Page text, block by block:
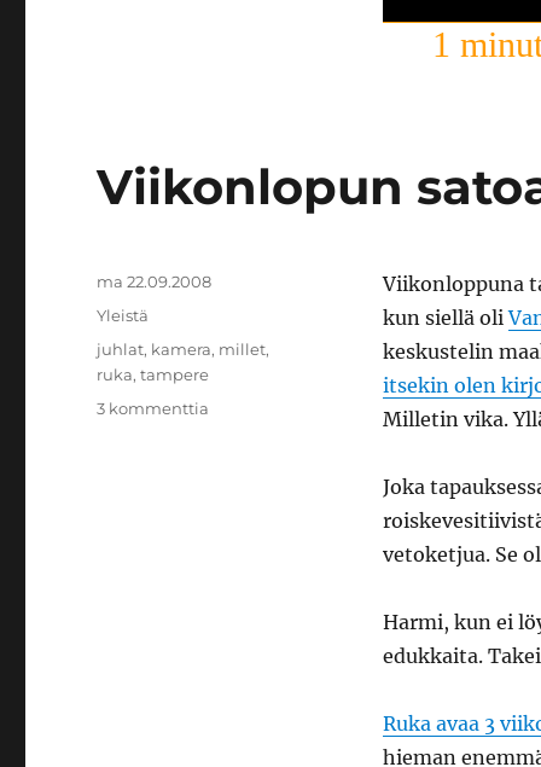
1
Viikonlopun
Viikonloppuna
kun siellä oli
keskustelin
itsekin olen
Milletin vika.
Joka
vetoketjua. Se
Harmi, kun ei
edukkaita.
Ruka avaa 3
hieman
Julkaistu
ma 22.09.2008
Kategoriat
Yleistä
Avainsanat
juhlat, kamera, millet,
ruka,tampere
3 kommenttia